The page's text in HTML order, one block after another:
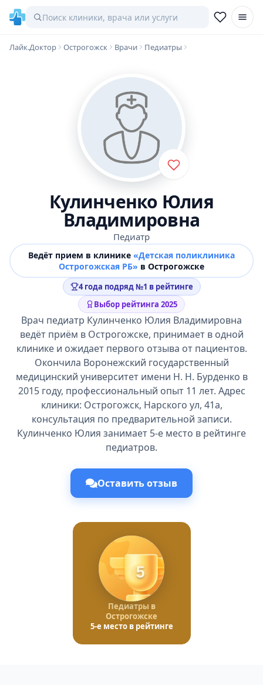
Лайк.Доктор Острогожск Врачи Педиатры
Кулинченко Юлия
Владимировна
Педиатр
Ведёт прием в клинике «Детская поликлиника
Острогожская РБ» в Острогожске
4 года подряд №1 в рейтинге
Выбор рейтинга 2025
Врач педиатр Кулинченко Юлия Владимировна
ведёт приём в Острогожске, принимает в одной
клинике и ожидает первого отзыва от пациентов.
Окончила Воронежский государственный
медицинский университет имени Н. Н. Бурденко в
2015 году, профессиональный опыт 11 лет. Адрес
клиники: Острогожск, Нарского ул, 41а,
консультация по предварительной записи.
Кулинченко Юлия занимает 5-е место в рейтинге
педиатров.
Оставить отзыв
5
Педиатры в
Острогожске
5-е место в рейтинге